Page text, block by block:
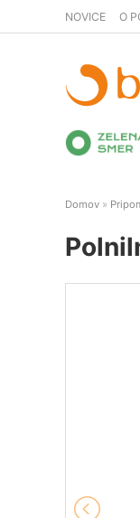
NOVICE O
Domov »